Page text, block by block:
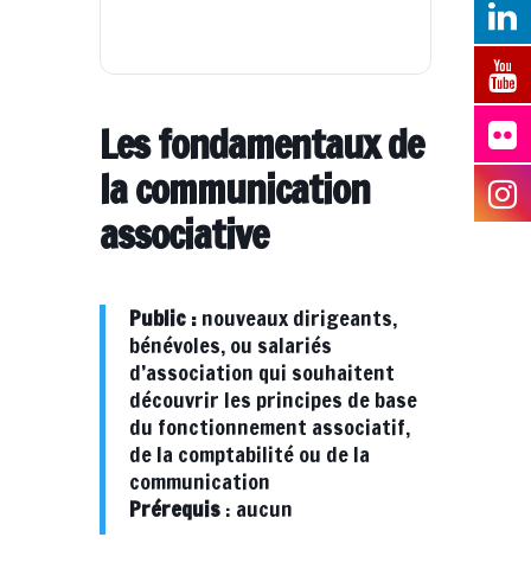
Les fondamentaux de
la communication
associative
Public :nouveaux dirigeants,
bénévoles, ou salariés
d’association qui souhaitent
découvrir les principes de base
du fonctionnement associatif,
de la comptabilité ou de la
communication
Prérequis: aucun